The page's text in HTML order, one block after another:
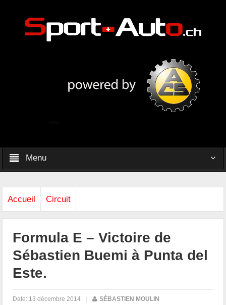
Menu
Accueil Circuit
Formula E – Victoire de
Sébastien Buemi à Punta del
Este.
Date: 13 décembre 2014 | SÉBASTIEN MOULIN